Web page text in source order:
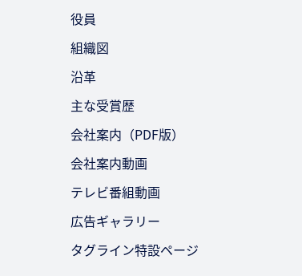
役員
組織図
沿革
主な受賞歴
会社案内（PDF版）
会社案内動画
テレビ番組動画
広告ギャラリー
タグライン特設ページ